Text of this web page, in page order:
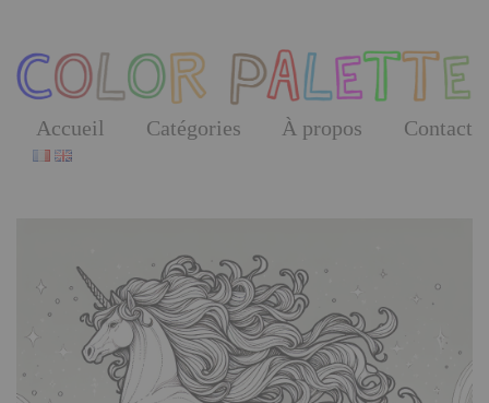
the
content
Accueil Catégories À propos Contact